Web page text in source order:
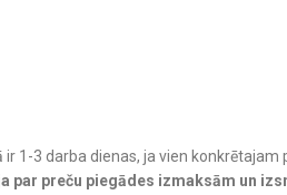
1-3 darba dienas, ja vien konkrētajam
preču piegādes izmaksām un